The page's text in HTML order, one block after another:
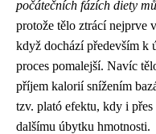
počátečních fázích diety
protože tělo ztrácí nejprve
když dochází především k
proces pomalejší. Navíc
příjem kalorií snížením
tzv. plató efektu, kdy i
dalšímu úbytku hmotnosti.